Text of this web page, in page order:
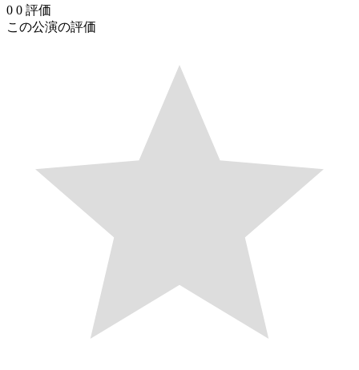
0 0 評価
この公演の評価